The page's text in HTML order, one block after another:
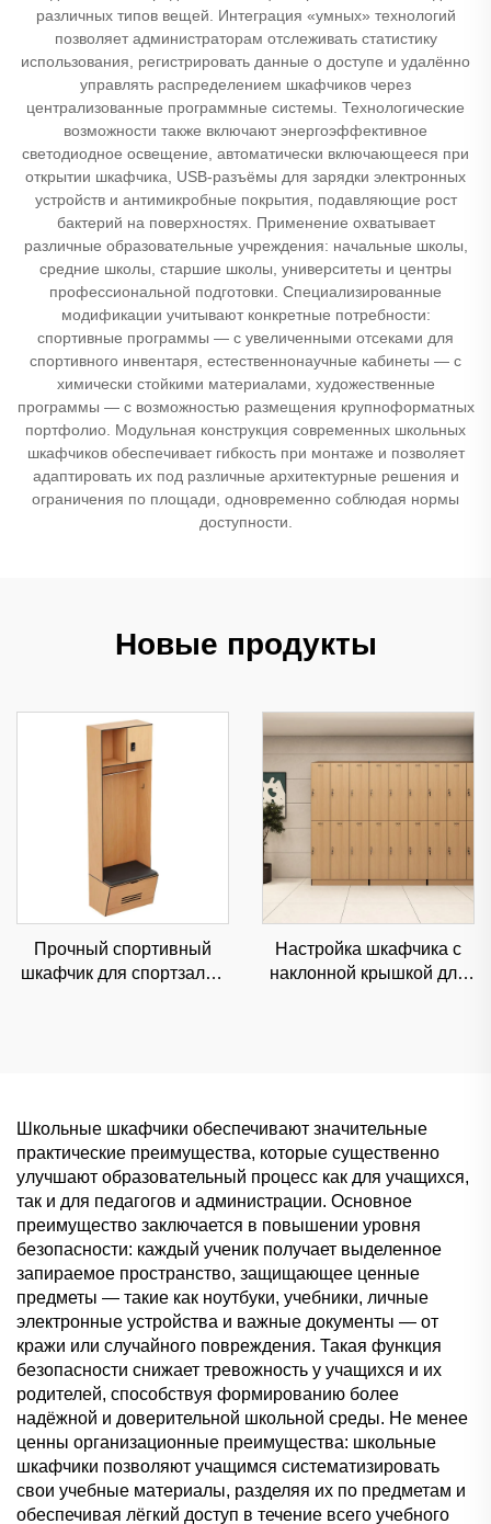
различных типов вещей. Интеграция «умных» технологий
позволяет администраторам отслеживать статистику
использования, регистрировать данные о доступе и удалённо
управлять распределением шкафчиков через
централизованные программные системы. Технологические
возможности также включают энергоэффективное
светодиодное освещение, автоматически включающееся при
открытии шкафчика, USB-разъёмы для зарядки электронных
устройств и антимикробные покрытия, подавляющие рост
бактерий на поверхностях. Применение охватывает
различные образовательные учреждения: начальные школы,
средние школы, старшие школы, университеты и центры
профессиональной подготовки. Специализированные
модификации учитывают конкретные потребности:
спортивные программы — с увеличенными отсеками для
спортивного инвентаря, естественнонаучные кабинеты — с
химически стойкими материалами, художественные
программы — с возможностью размещения крупноформатных
портфолио. Модульная конструкция современных школьных
шкафчиков обеспечивает гибкость при монтаже и позволяет
адаптировать их под различные архитектурные решения и
ограничения по площади, одновременно соблюдая нормы
доступности.
Новые продукты
Прочный спортивный
шкафчик для спортзалов
Настройка шкафчика с
наклонной крышкой для
Школьные шкафчики обеспечивают значительные
практические преимущества, которые существенно
улучшают образовательный процесс как для учащихся,
так и для педагогов и администрации. Основное
преимущество заключается в повышении уровня
безопасности: каждый ученик получает выделенное
запираемое пространство, защищающее ценные
предметы — такие как ноутбуки, учебники, личные
электронные устройства и важные документы — от
кражи или случайного повреждения. Такая функция
безопасности снижает тревожность у учащихся и их
родителей, способствуя формированию более
надёжной и доверительной школьной среды. Не менее
ценны организационные преимущества: школьные
шкафчики позволяют учащимся систематизировать
свои учебные материалы, разделяя их по предметам и
обеспечивая лёгкий доступ в течение всего учебного